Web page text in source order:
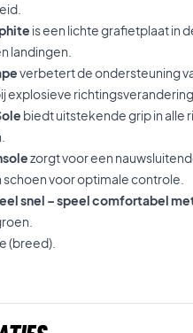
is een lichte grafietplaat in
landingen.
verbetert de ondersteuning
explosieve
biedt uitstekende grip in alle
zorgt voor een
schoen voor optimale controle.
snel – speel comfortabel
(breed).